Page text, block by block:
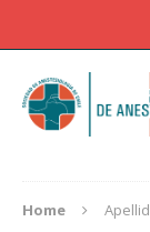
Home